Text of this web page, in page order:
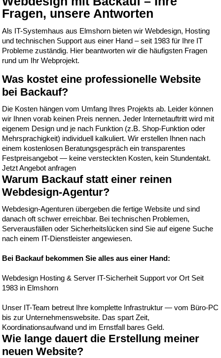
Fragen, unsere Antworten
Als IT-Systemhaus aus Elmshorn bieten wir Webdesign, Hosting
und technischen Support aus einer Hand – seit 1983 für Ihre IT
Probleme zuständig. Hier beantworten wir die häufigsten Fragen
rund um Ihr Webprojekt.
Was kostet eine professionelle Website
bei Backauf?
Die Kosten hängen vom Umfang Ihres Projekts ab. Leider können
wir Ihnen vorab keinen Preis nennen. Jeder Internetauftritt wird mit
eigenem Design und je nach Funktion (z.B. Shop-Funktion oder
Mehrsprachigkeit) individuell kalkuliert. Wir erstellen Ihnen nach
einem kostenlosen Beratungsgespräch ein transparentes
Festpreisangebot — keine versteckten Kosten, kein Stundentakt.
Jetzt Angebot anfragen
Warum Backauf statt einer reinen
Webdesign-Agentur?
Webdesign-Agenturen übergeben die fertige Website und sind
danach oft schwer erreichbar. Bei technischen Problemen,
Serverausfällen oder Sicherheitslücken sind Sie auf eigene Suche
nach einem IT-Dienstleister angewiesen.
Bei Backauf bekommen Sie alles aus einer Hand:
Webdesign Hosting & Server IT-Sicherheit Support vor Ort Seit
1983 in Elmshorn
Unser IT-Team betreut Ihre komplette Infrastruktur — vom Büro-PC
bis zur Unternehmenswebsite. Das spart Zeit,
Koordinationsaufwand und im Ernstfall bares Geld.
Wie lange dauert die Erstellung meiner
neuen Website?